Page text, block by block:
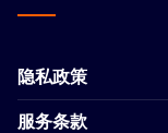
隐私政策
服务条款